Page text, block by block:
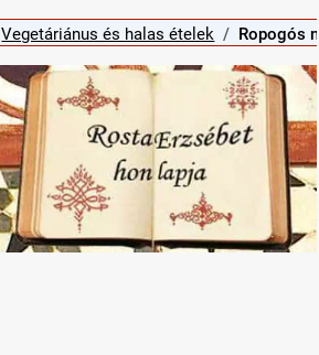
Vegetáriánus és halas ételek Ropogós